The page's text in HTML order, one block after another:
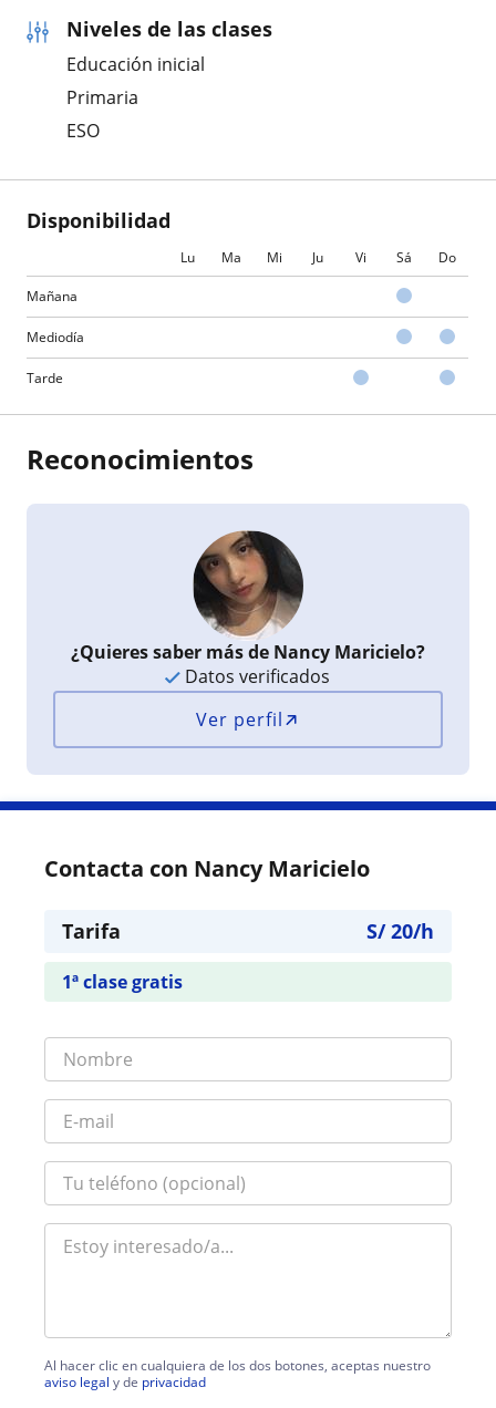
Niveles de las clases
Educación inicial
Primaria
ESO
Disponibilidad
Lu Ma Mi Ju Vi Sá Do
Mañana
Mediodía
Tarde
Reconocimientos
¿Quieres saber más de Nancy Maricielo?
Datos verificados
Ver perfil
Contacta con Nancy Maricielo
Tarifa S/20/h
1ª clase gratis
Al hacer clic en cualquiera de los dos botones, aceptas nuestro
aviso legal y de privacidad